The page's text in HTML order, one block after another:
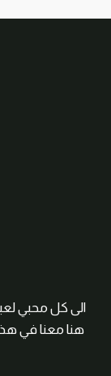
الى كل محبي
هنا معنا في